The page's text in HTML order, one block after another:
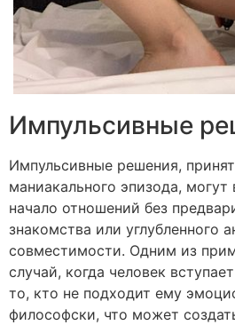
Импульсивные
Импульсивные решения,
маниакального эпизода, могут
начало отношений без
знакомства или углубленного
совместимости. Одним из
случай, когда человек
то, кто не подходит ему
философски, что может